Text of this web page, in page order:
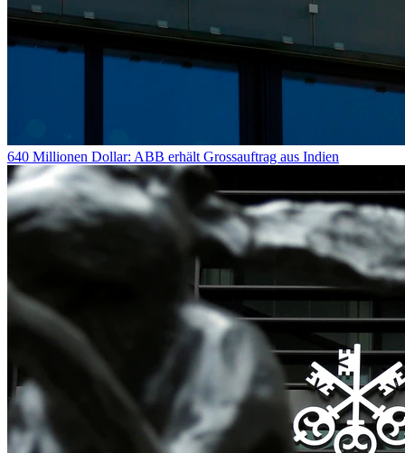
640 Millionen Dollar: ABB erhält Grossauftrag aus Indien